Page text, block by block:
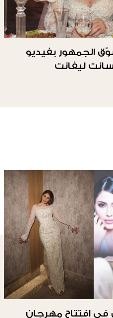
الجمهور بفيديو
ليفانت
في افتتاح مهرجان